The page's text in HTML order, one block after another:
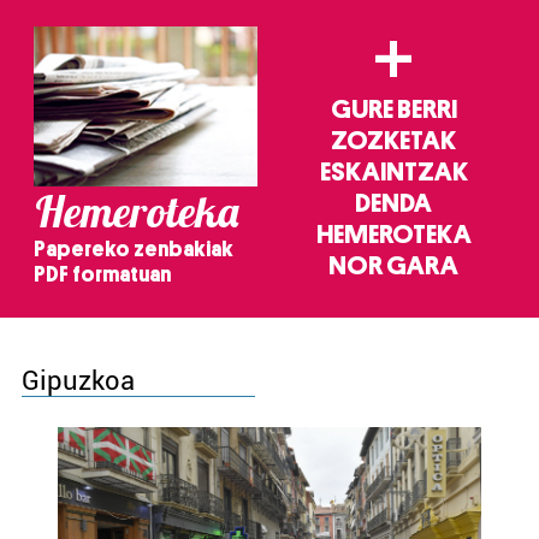
Hemeroteka
Papereko zenbakiak
PDF formatuan
+
GURE BERRI
ZOZKETAK
ESKAINTZAK
DENDA
HEMEROTEKA
NOR GARA
Gipuzkoa